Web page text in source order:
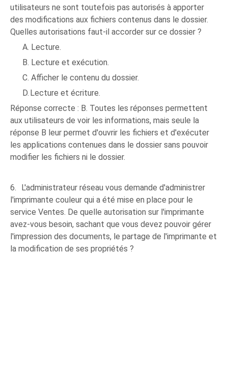
utilisateurs ne sont toutefois pas autorisés à apporter
des modifications aux fichiers contenus dans le dossier.
Quelles autorisations faut-il accorder sur ce dossier ?
A. Lecture.
B. Lecture et exécution.
C. Afficher le contenu du dossier.
D. Lecture et écriture.
Réponse correcte : B. Toutes les réponses permettent
aux utilisateurs de voir les informations, mais seule la
réponse B leur permet d'ouvrir les fichiers et d'exécuter
les applications contenues dans le dossier sans pouvoir
modifier les fichiers ni le dossier.
6.
L'administrateur réseau vous demande d'administrer
l'imprimante couleur qui a été mise en place pour le
service Ventes. De quelle autorisation sur l'imprimante
avez-vous besoin, sachant que vous devez pouvoir gérer
l'impression des documents, le partage de l'imprimante et
la modification de ses propriétés ?